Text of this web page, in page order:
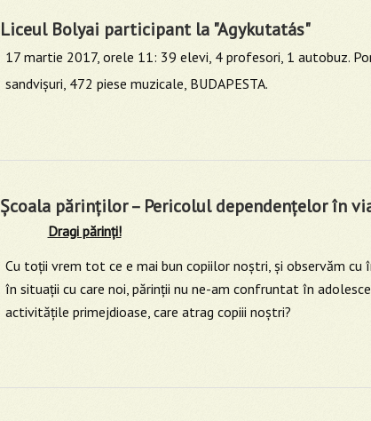
Liceul Bolyai participant la "Agykutatás"
17 martie 2017, orele 11: 39 elevi, 4 profesori, 1 autobuz.
sandvişuri, 472 piese muzicale, BUDAPESTA.
Şcoala părinţilor – Pericolul dependenţelor în
Dragi părinţi!
Cu toţii vrem tot ce e mai bun copiilor noştri, şi observăm cu
în situaţii cu care noi, părinţii nu ne-am confruntat în
activităţile primejdioase, care atrag copiii noştri?